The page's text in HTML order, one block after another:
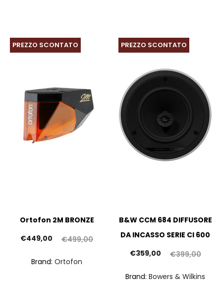
PREZZO SCONTATO
Ortofon 2M BRONZE
€499,00
Il
€449,00
Brand: Ortofon
PREZZO SCONTATO
B&W CCM 684 DIFFUSORE
DA INCASSO SERIE CI 600
€399,00
Il
€359,00
Brand: Bowers & Wilkins